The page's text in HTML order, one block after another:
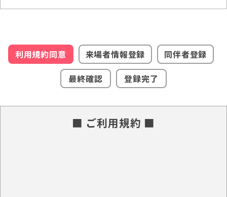
利用規約同意 来場者情報登録
同伴者登録
最終確認
登録完了
■ ご利用規約 ■